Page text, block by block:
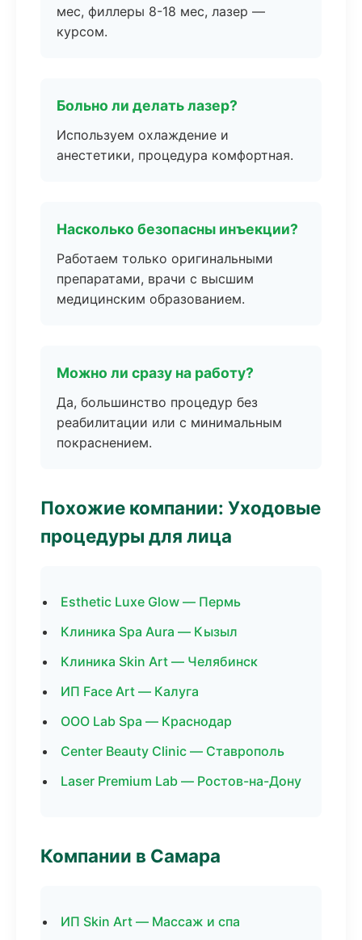
мес, филлеры 8-18 мес, лазер —
курсом.
Больно ли делать лазер?
Используем охлаждение и
анестетики, процедура комфортная.
Насколько безопасны инъекции?
Работаем только оригинальными
препаратами, врачи с высшим
медицинским образованием.
Можно ли сразу на работу?
Да, большинство процедур без
реабилитации или с минимальным
покраснением.
Похожие компании: Уходовые
процедуры для лица
Esthetic Luxe Glow — Пермь
Клиника Spa Aura — Кызыл
Клиника Skin Art — Челябинск
ИП Face Art — Калуга
ООО Lab Spa — Краснодар
Center Beauty Clinic — Ставрополь
Laser Premium Lab — Ростов-на-Дону
Компании в Самара
ИП Skin Art — Массаж и спа